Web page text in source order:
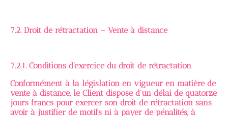
7.2. Droit de rétractation – Vente à distance
7.2.1. Conditions d’exercice du droit de rétractation
Conformément à la législation en vigueur en matière de
vente à distance, le Client dispose d'un délai de quatorze
jours francs pour exercer son droit de rétractation sans
avoir à justifier de motifs ni à payer de pénalités, à